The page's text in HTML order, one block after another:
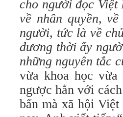
cho người đọc Việt
về nhân quyền,
người, tức là về
đương thời ấy
những nguyên tắc
vừa khoa học
ngược hẳn với
bẩn mà xã hội